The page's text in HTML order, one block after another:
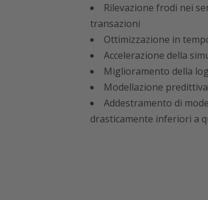
Rilevazione frodi nei
transazioni
Ottimizzazione in
Accelerazione della
Miglioramento della
Modellazione
Addestramento di
drasticamente inferiori a